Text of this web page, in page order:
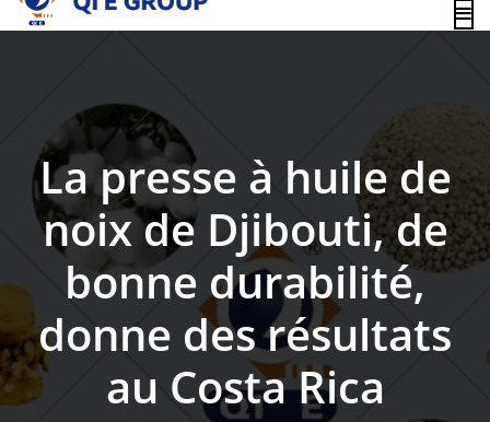
content
La presse à huile de
noix de Djibouti, de
bonne durabilité,
donne des résultats
au Costa Rica